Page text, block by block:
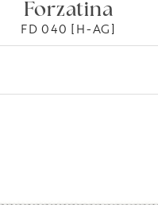
Forzatina
FD 040 [H-AG]